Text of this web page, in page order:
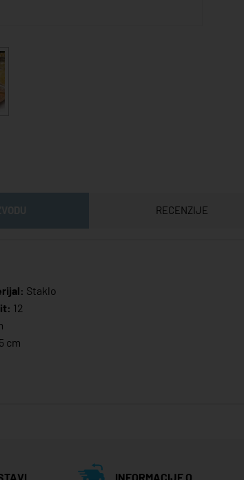
RECENZIJE
Staklo
12
cm
INFORMACIJE O